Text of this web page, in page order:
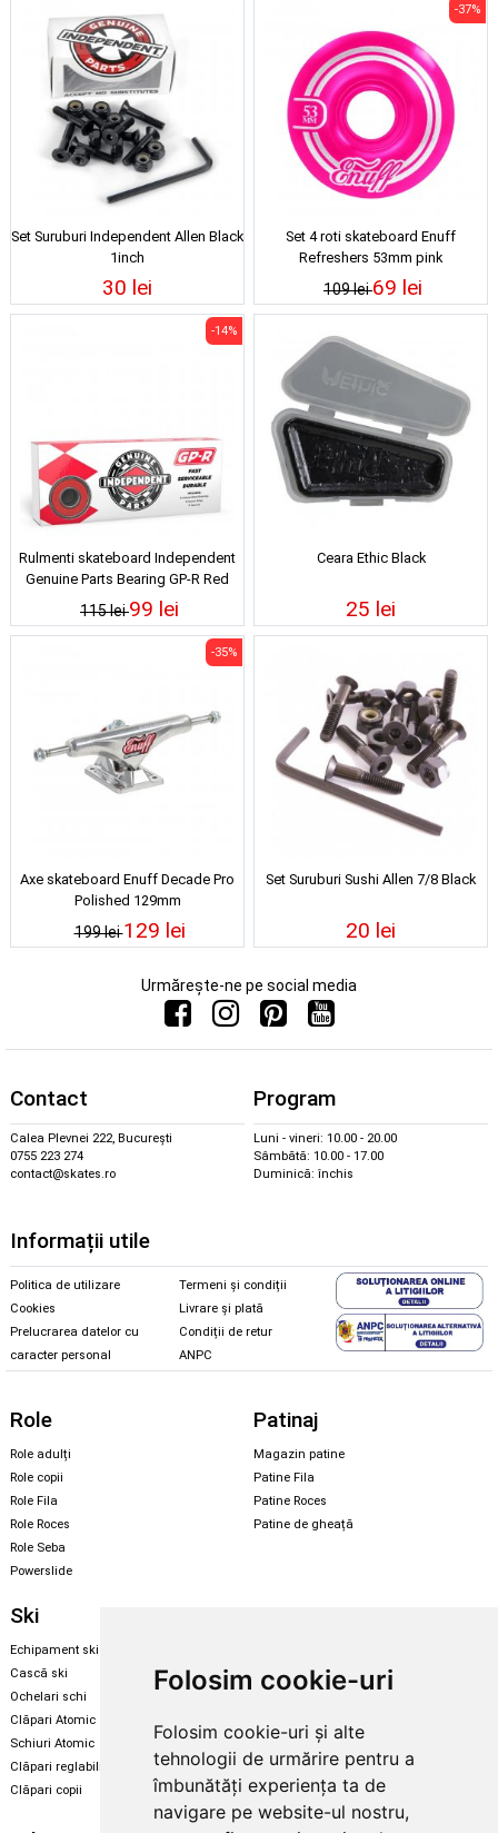
Folosim cookie-uri
Folosim cookie-uri și alte
tehnologii de urmărire pentru a
îmbunătăți experiența ta de
navigare pe website-ul nostru,
Set Suruburi Independent Allen Black
1inch
30 lei
Set 4 roti skateboard Enuff
Refreshers 53mm pink
109 lei
-37%
69 lei
Rulmenti skateboard Independent
Genuine Parts Bearing GP-R Red
115 lei
-14%
99 lei
Ceara Ethic Black
25 lei
Axe skateboard Enuff Decade Pro
Polished 129mm
199 lei
-35%
129 lei
Set Suruburi Sushi Allen 7/8 Black
20 lei
Urmărește-ne pe social media
Contact
Calea Plevnei 222, București
0755 223 274
contact@skates.ro
Program
Luni - vineri: 10.00 - 20.00
Sâmbătă: 10.00 - 17.00
Duminică: închis
Informații utile
Politica de utilizare
Cookies
Prelucrarea datelor cu
caracter personal
Termeni și condiții
Livrare și plată
Condiții de retur
ANPC
Role
Role adulți
Role copii
Role Fila
Role Roces
Role Seba
Powerslide
Patinaj
Magazin patine
Patine Fila
Patine Roces
Patine de gheață
Ski
Echipament ski
Cască ski
Ochelari schi
Clăpari Atomic
Schiuri Atomic
Clăpari reglabili
Clăpari copii
Echipament snowboard
Skate & longboard
Santa Cruz
Enuff Skateboards